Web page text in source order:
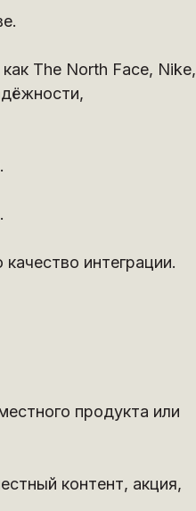
The North Face, Nike,
интеграции.
продукта или
контент, акция,